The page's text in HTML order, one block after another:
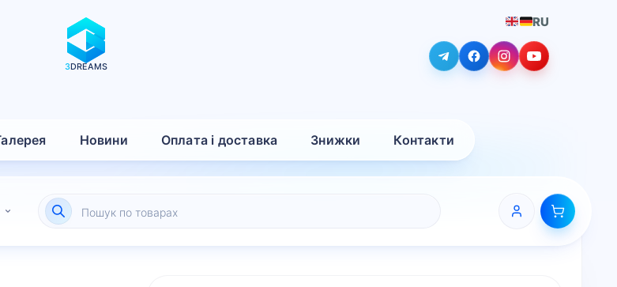
3DREAMS
Новини Оплата і доставка Знижки Контакти
RU
Пошук